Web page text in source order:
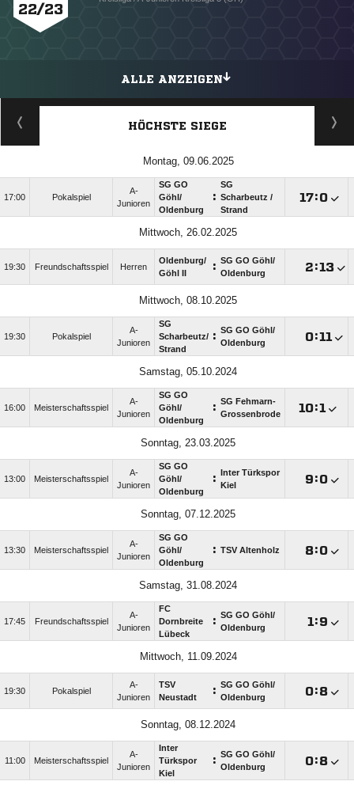
22/23
ALLE ANZEIGEN
HÖCHSTE SIEGE
Montag, 09.06.2025
17:00 Pokalspiel
A-
Junioren
SG GO
Göhl/​
Oldenburg
:
SG
Scharbeutz /​
Strand
:
Mittwoch, 26.02.2025
19:30 Freundschaftsspiel Herren
Oldenburg/​
Göhl II
: SG GO Göhl/​
Oldenburg
:
Mittwoch, 08.10.2025
19:30 Pokalspiel
A-
Junioren
SG
Scharbeutz/​
Strand
: SG GO Göhl/​
Oldenburg
:
Samstag, 05.10.2024
16:00 Meisterschaftsspiel
A-
Junioren
SG GO
Göhl/​
Oldenburg
: SG Fehmarn-
Grossenbrode
:
Sonntag, 23.03.2025
13:00 Meisterschaftsspiel
A-
Junioren
SG GO
Göhl/​
Oldenburg
:
Inter Türkspor
Kiel
:
Sonntag, 07.12.2025
13:30 Meisterschaftsspiel
A-
Junioren
SG GO
Göhl/​
Oldenburg
: TSV Altenholz :
Samstag, 31.08.2024
17:45 Freundschaftsspiel
A-
Junioren
FC
Dornbreite
Lübeck
: SG GO Göhl/​
Oldenburg
:
Mittwoch, 11.09.2024
19:30 Pokalspiel
A-
Junioren
TSV
Neustadt
: SG GO Göhl/​
Oldenburg
:
Sonntag, 08.12.2024
11:00 Meisterschaftsspiel
A-
Junioren
Inter
Türkspor
Kiel
: SG GO Göhl/​
Oldenburg
: